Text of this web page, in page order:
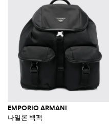
EMPORIO ARMANI
나일론 백팩